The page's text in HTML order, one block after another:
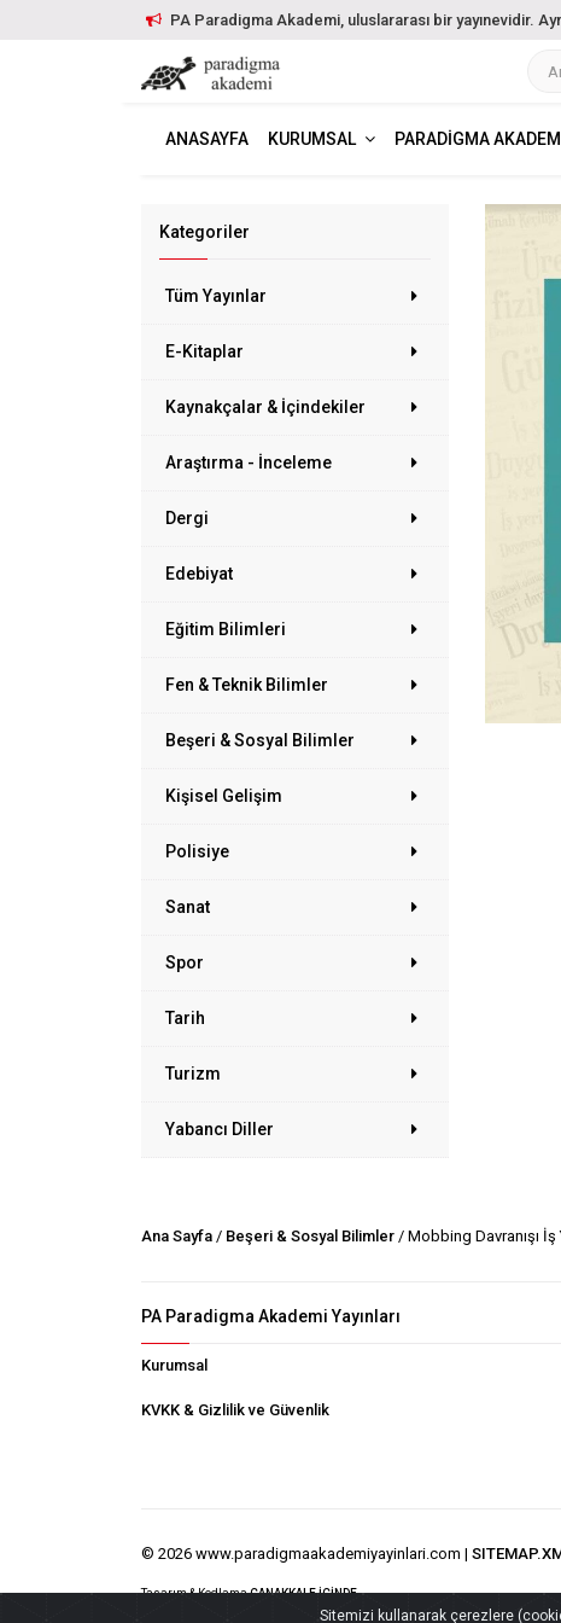
PA Paradigma Akademi, uluslararası bir yayınevidir.
ANASAYFA KURUMSAL PARADIGMA
Kategoriler
Tüm Yayınlar
E-Kitaplar
Kaynakçalar & İçindekiler
Araştırma - İnceleme
Dergi
Edebiyat
Eğitim Bilimleri
Fen & Teknik Bilimler
Beşeri & Sosyal Bilimler
Kişisel Gelişim
Polisiye
Sanat
Spor
Tarih
Turizm
Yabancı Diller
Ana Sayfa / Beşeri & Sosyal Bilimler / Mobbing Davranışı İş
PA Paradigma Akademi Yayınları
Kurumsal
KVKK & Gizlilik ve Güvenlik
© 2026 www.paradigmaakademiyayinlari.com |
Tasarım & KodlamaÇANAKKALE İÇİNDE
Sitemizi kullanarak çerezlere